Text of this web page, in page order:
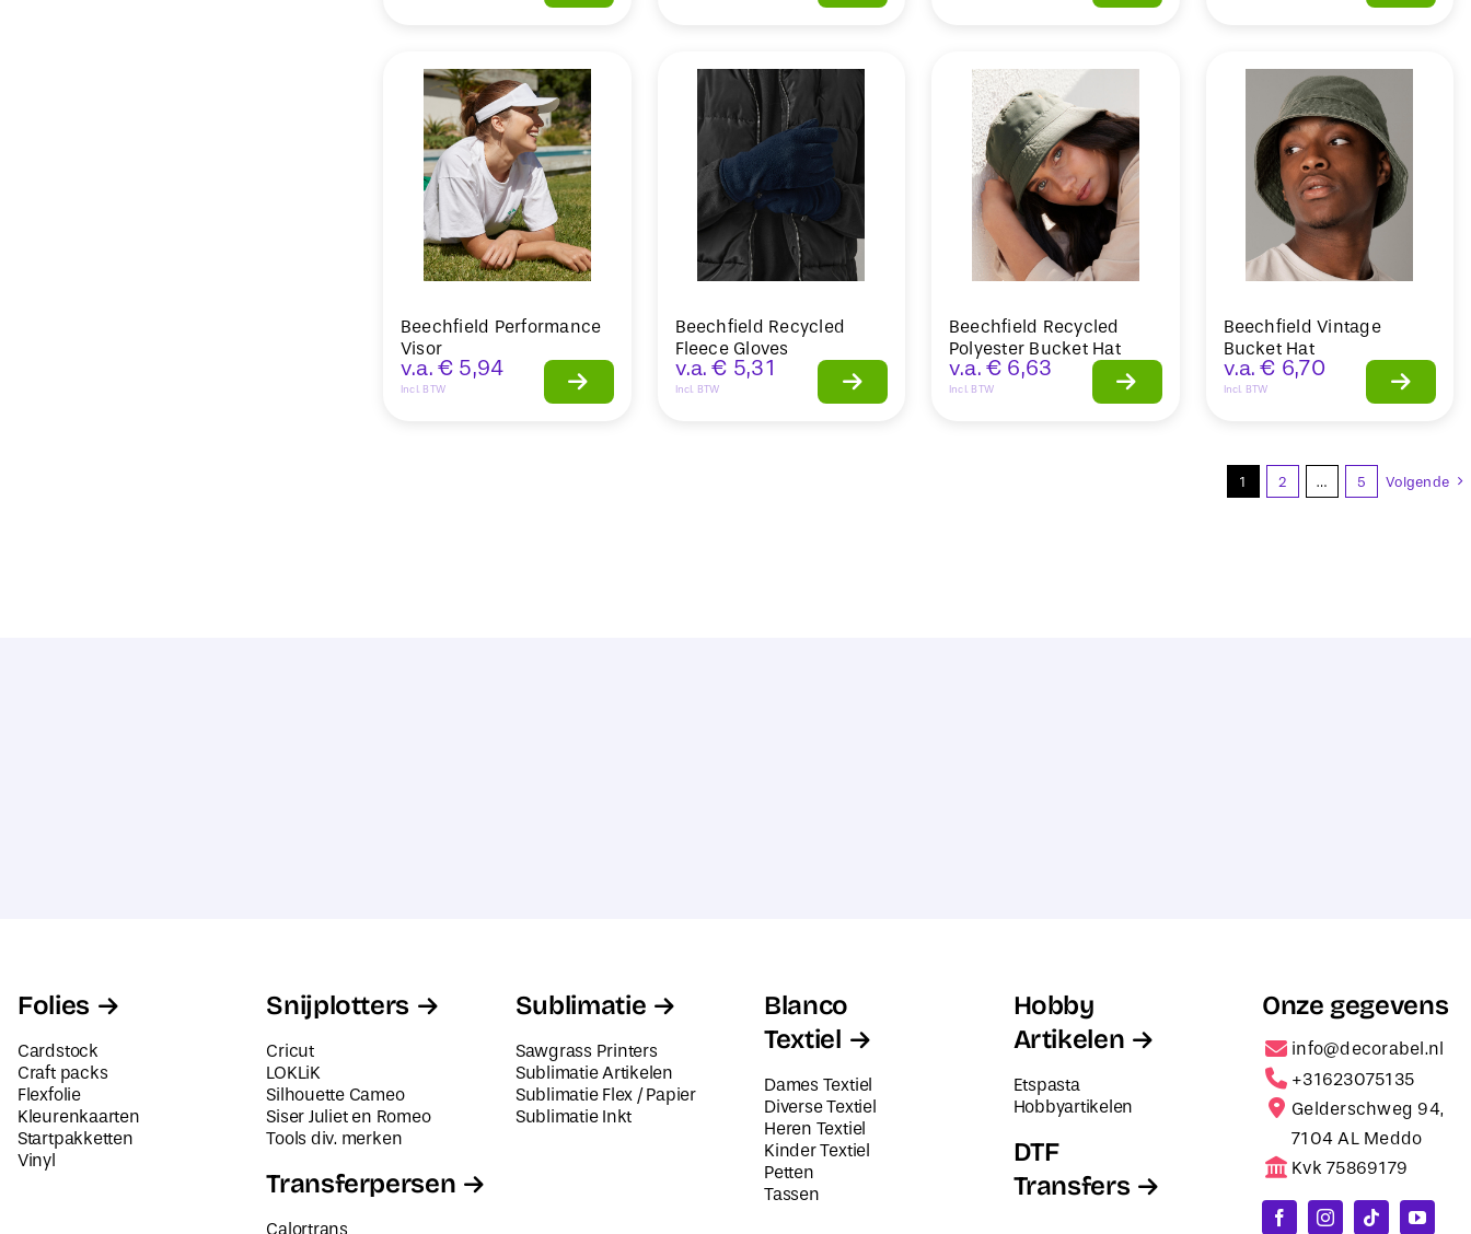
Beechfield Performance
Visor
v.a. € 5,94
Incl. BTW
Beechfield Recycled
Fleece Gloves
v.a. € 5,31
Incl. BTW
Beechfield Recycled
Polyester Bucket Hat
v.a. € 6,63
Incl. BTW
Beechfield Vintage
Bucket Hat
v.a. € 6,70
Incl. BTW
1 2 … 5 Volgende
Folies
Cardstock
Craft packs
Flexfolie
Kleurenkaarten
Startpakketten
Vinyl
Snijplotters
Cricut
LOKLiK
Silhouette Cameo
Siser Juliet en Romeo
Tools div. merken
Transferpersen
Calortrans
Sublimatie
Sawgrass Printers
Sublimatie Artikelen
Sublimatie Flex / Papier
Sublimatie Inkt
Blanco
Textiel
Dames Textiel
Diverse Textiel
Heren Textiel
Kinder Textiel
Petten
Tassen
Hobby
Artikelen
Etspasta
Hobbyartikelen
DTF
Transfers
Onze gegevens
info@decorabel.nl
+31623075135
Gelderschweg 94,
7104 AL Meddo
Kvk 75869179